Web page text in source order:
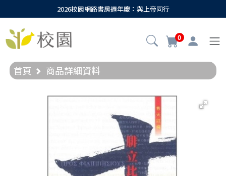
2026校園網路書房週年慶：與上帝同行
0
首頁 商品詳細資料